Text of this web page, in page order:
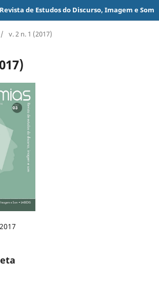
de Estudos do Discurso, Imagem e Som
/ v. 2 n. 1 (2017)